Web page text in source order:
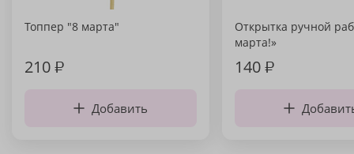
Топпер "8 марта"
210₽
Добавить
Открытка ручной
марта!»
140₽